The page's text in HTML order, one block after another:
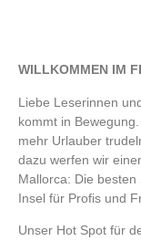
WILLKOMMEN IM
Liebe Leserinnen
kommt in
mehr Urlauber
dazu werfen wir
Mallorca: Die
Insel für Profis und
Unser Hot Spot für